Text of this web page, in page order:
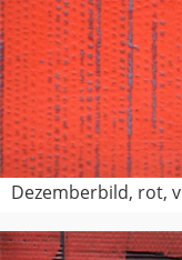
Dezemberbild, rot,